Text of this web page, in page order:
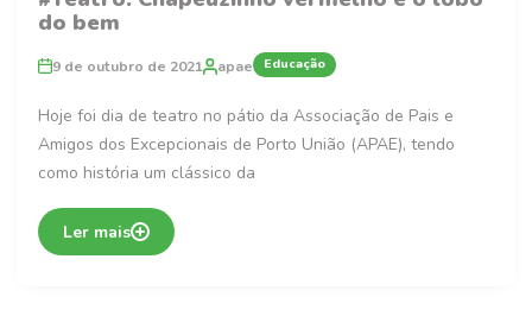
do bem
9 de outubro de 2021 apae Educação
Hoje foi dia de teatro no pátio da Associação de Pais e
Amigos dos Excepcionais de Porto União (APAE), tendo
como história um clássico da
Ler mais